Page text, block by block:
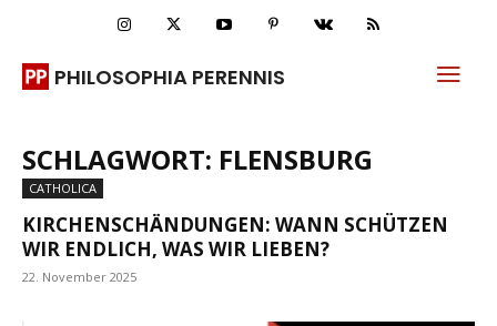
PHILOSOPHIA PERENNIS
SCHLAGWORT: FLENSBURG
CATHOLICA
KIRCHENSCHÄNDUNGEN: WANN SCHÜTZEN
WIR ENDLICH, WAS WIR LIEBEN?
22. November 2025